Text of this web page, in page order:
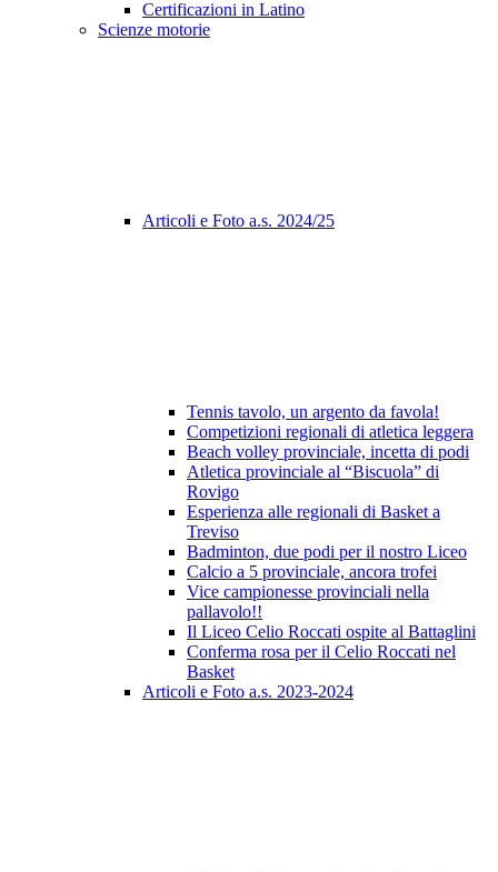
Certificazioni in Latino
Scienze motorie
Articoli e Foto a.s. 2024/25
Tennis tavolo, un argento da favola!
Competizioni regionali di atletica leggera
Beach volley provinciale, incetta di podi
Atletica provinciale al “Biscuola” di
Rovigo
Esperienza alle regionali di Basket a
Treviso
Badminton, due podi per il nostro Liceo
Calcio a 5 provinciale, ancora trofei
Vice campionesse provinciali nella
pallavolo!!
Il Liceo Celio Roccati ospite al Battaglini
Conferma rosa per il Celio Roccati nel
Basket
Articoli e Foto a.s. 2023-2024